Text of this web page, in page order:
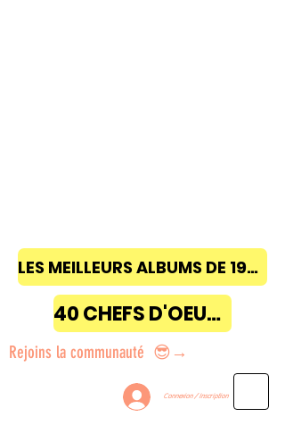
LES MEILLEURS ALBUMS DE 1968 à 2018
40 CHEFS D'OEUVRE
Rejoins la communauté 😎→
Connexion / Inscription